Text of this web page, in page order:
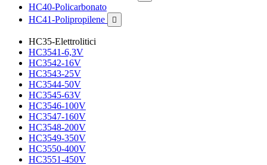
HC40-Policarbonato
HC41-Polipropilene

HC35-Elettrolitici
HC3541-6,3V
HC3542-16V
HC3543-25V
HC3544-50V
HC3545-63V
HC3546-100V
HC3547-160V
HC3548-200V
HC3549-350V
HC3550-400V
HC3551-450V